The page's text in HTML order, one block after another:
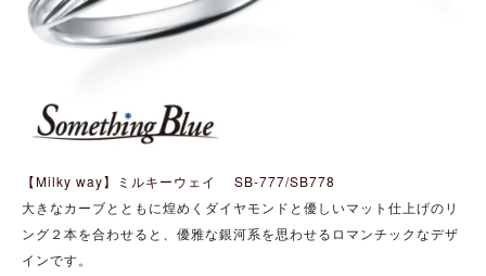
【Milky way】ミルキーウェイ SB-777/SB778
大きなカーブとともに煌めくダイヤモンドと優しいマット仕上げのリ
ング２本を合わせると、優雅な銀河系を思わせるロマンチックなデザ
インです。